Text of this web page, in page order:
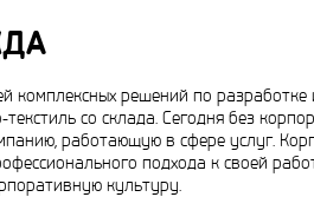
комплексных решений по
со склада. Сегодня без
работающую в сфере услуг.
подхода к своей
культуру.